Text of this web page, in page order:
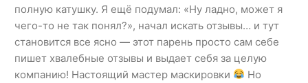
полную катушку. Я ещё подумал: «Ну ладно, может я
чего-то не так понял?», начал искать отзывы… и тут
становится все ясно — этот парень просто сам себе
пишет хвалебные отзывы и выдает себя за целую
компанию! Настоящий мастер маскировки
Но